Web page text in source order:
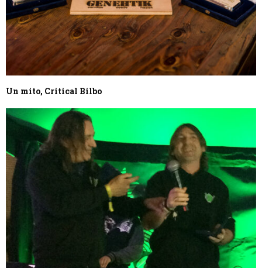
Un mito, Critical Bilbo